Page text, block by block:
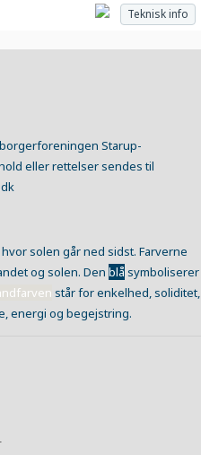
Teknisk info
Starup-
eller rettelser sendes til
solen går ned sidst. Farverne
og solen. Den blå symboliserer
står for enkelhed, soliditet,
energi og begejstring.
-